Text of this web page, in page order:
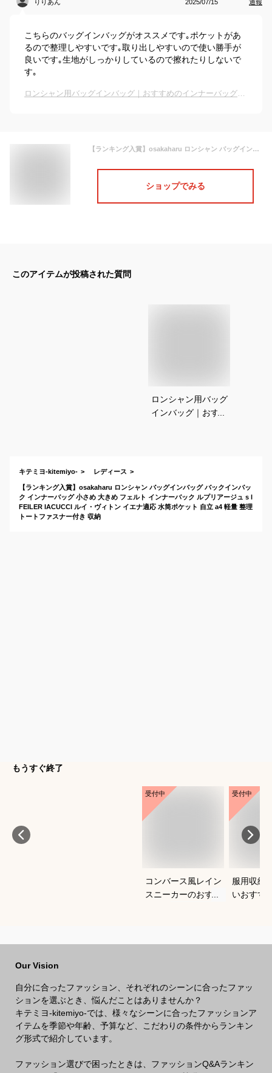
りりあん 2025/07/15 通報
こちらのバッグインバッグがオススメです｡ポケットがあ
るので整理しやすいです｡取り出しやすいので使い勝手が
良いです｡生地がしっかりしているので擦れたりしないで
す｡
ロンシャン用バッグインバッグ｜おすすめのインナーバッグは？
【ランキング入賞】osakaharu ロンシャン バッグインバッグ バックインバック インナーバッグ 小さめ 大きめ フェルト インナーバック ルプリアージュ s l FEILER IACUCCI ルイ・ヴィトン イエナ適応 水筒ポケット 自立 a4 軽量 整理 トートファスナー付き 収納
ショップでみる
このアイテムが投稿された質問
ロンシャン用バッグ
インバッグ｜おすす
キテミヨ-kitemiyo- レディース
【ランキング入賞】osakaharu ロンシャン バッグインバッグ バックインバッ
ク インナーバッグ 小さめ 大きめ フェルト インナーバック ルプリアージュ s l
FEILER IACUCCI ルイ・ヴィトン イエナ適応 水筒ポケット 自立 a4 軽量 整理
トートファスナー付き 収納
もうすぐ終了
受付中
コンバース風レイン
スニーカーのおすす
受付中
服用収納
いおすす
Our Vision
自分に合ったファッション、それぞれのシーンに合ったファッ
ションを選ぶとき、悩んだことはありませんか？
キテミヨ-kitemiyo-では、様々なシーンに合ったファッションア
イテムを季節や年齢、予算など、こだわりの条件からランキン
グ形式で紹介しています。
ファッション選びで困ったときは、ファッションQ&Aランキン